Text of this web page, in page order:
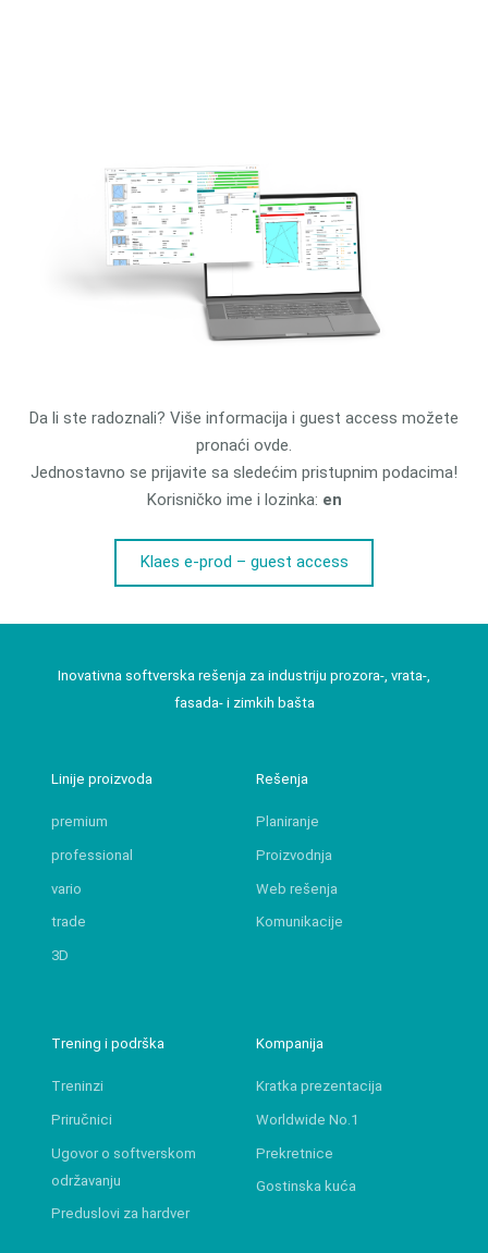
Da li ste radoznali? Više informacija i guest access možete
pronaći ovde.
Jednostavno se prijavite sa sledećim pristupnim podacima!
Korisničko ime i lozinka: en
Klaes e-prod – guest access
Inovativna softverska rešenja za industriju prozora-, vrata-,
fasada- i zimkih bašta
Linije proizvoda
premium
professional
vario
trade
3D
Rešenja
Planiranje
Proizvodnja
Web rešenja
Komunikacije
Trening i podrška
Treninzi
Priručnici
Ugovor o softverskom
održavanju
Preduslovi za hardver
Kompanija
Kratka prezentacija
Worldwide No.1
Prekretnice
Gostinska kuća